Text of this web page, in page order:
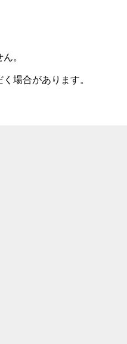
。
場合があります。